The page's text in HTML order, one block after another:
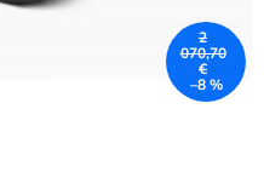
2
070,70
€
–8 %